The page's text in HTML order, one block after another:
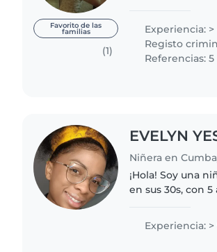
Favorito de las
familias
(1)
e muito paciente...
Experiencia: >
Registo
Referencias: 5
EVELYN
Niñera en
¡Hola! Soy una
en sus 30s, con
Experiencia: >